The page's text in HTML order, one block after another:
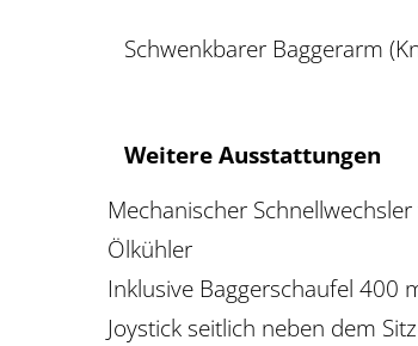
Schwenkbarer Baggerarm
Weitere Ausstattungen
Mechanischer
Ölkühler
Inklusive Baggerschaufel 400
Joystick seitlich neben dem Sitz